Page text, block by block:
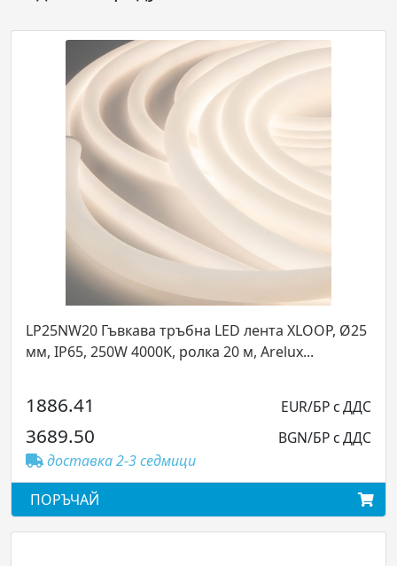
с ДДС
с ДДС
MG12X17SK Гъвкав профил за LED лента
12x17, 2х 0,50 см, стомана, white, Arelux...
53.32 EUR/БР
104.28
BGN/БР
доставка 2-3 седмици
ПОРЪЧАЙ